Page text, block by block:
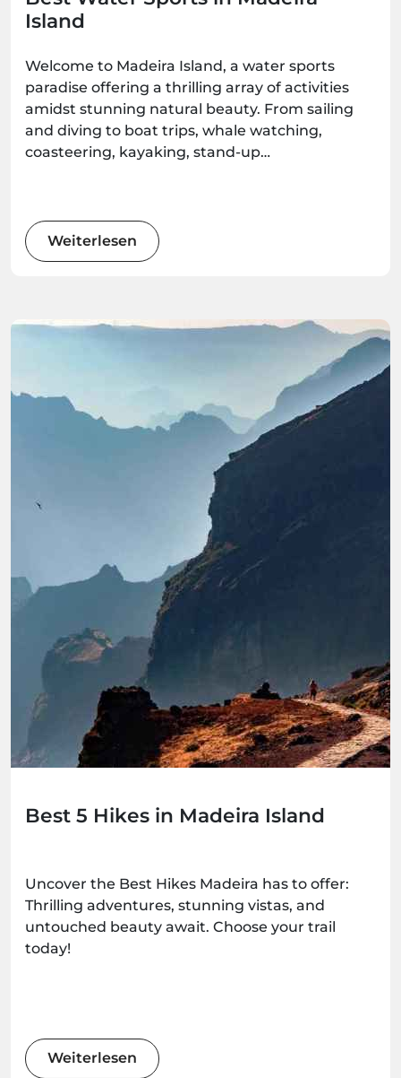
Island
Welcome to Madeira Island, a water sports
paradise offering a thrilling array of activities
amidst stunning natural beauty. From sailing
and diving to boat trips, whale watching,
coasteering, kayaking, stand-up
Get ready to immerse yourself in the wonders
of this Atlantic gem as we explore the best
water sports the island has to offer.
Weiterlesen
Best 5 Hikes in Madeira Island
Uncover the Best Hikes Madeira has to offer:
Thrilling adventures, stunning vistas, and
untouched beauty await. Choose your trail
today!
Weiterlesen